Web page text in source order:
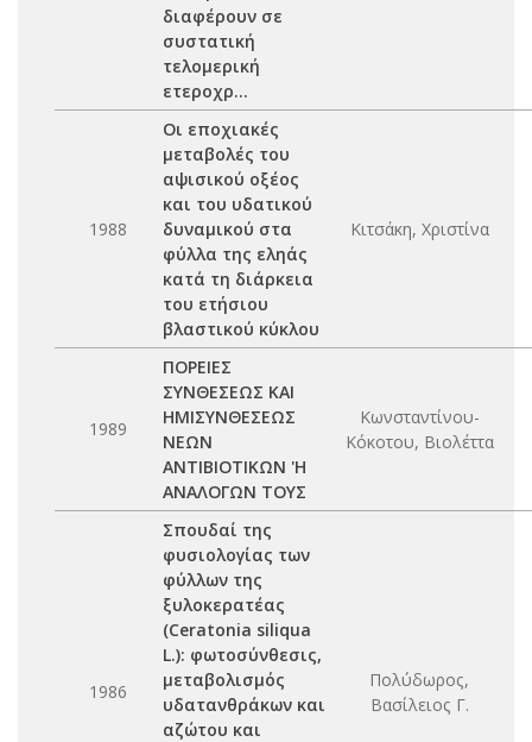
διαφέρουν σε
συστατική
τελομερική
ετεροχρ...
1988
Οι εποχιακές
μεταβολές του
αψισικού οξέος
και του υδατικού
δυναμικού στα
φύλλα της εληάς
κατά τη διάρκεια
του ετήσιου
βλαστικού κύκλου
Κιτσάκη, Χριστίνα
1989
ΠΟΡΕΙΕΣ
ΣΥΝΘΕΣΕΩΣ ΚΑΙ
ΗΜΙΣΥΝΘΕΣΕΩΣ
ΝΕΩΝ
ΑΝΤΙΒΙΟΤΙΚΩΝ 'Η
ΑΝΑΛΟΓΩΝ ΤΟΥΣ
Κωνσταντίνου-
Κόκοτου, Βιολέττα
1986
Σπουδαί της
φυσιολογίας των
φύλλων της
ξυλοκερατέας
(Ceratonia siliqua
L.): φωτοσύνθεσις,
μεταβολισμός
υδατανθράκων και
αζώτου και
Πολύδωρος,
Βασίλειος Γ.